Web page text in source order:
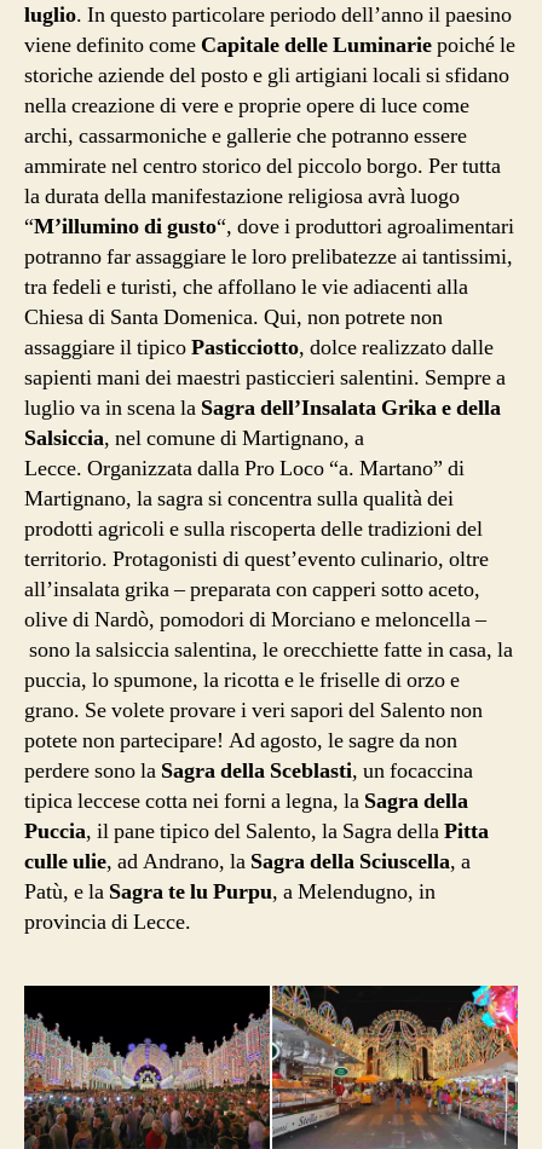
luglio. In questo particolare periodo dell’anno il paesino
viene definito come Capitale delle Luminariepoiché le
storiche aziende del posto e gli artigiani locali si sfidano
nella creazione di vere e proprie opere di luce come
archi, cassarmoniche e gallerie che potranno essere
ammirate nel centro storico del piccolo borgo. Per tutta
la durata della manifestazione religiosa avrà luogo
“M’illumino di gusto“, dove i produttori agroalimentari
potranno far assaggiare le loro prelibatezze ai tantissimi,
tra fedeli e turisti, che affollano le vie adiacenti alla
Chiesa di Santa Domenica. Qui, non potrete non
assaggiare il tipicoPasticciotto, dolce realizzato dalle
sapienti mani dei maestri pasticcieri salentini. Sempre a
luglio va in scena la Sagra dell’Insalata Grika e della
Salsiccia, nel comune di Martignano, a
Lecce. Organizzata dalla Pro Loco “a. Martano” di
Martignano, la sagra si concentra sulla qualità dei
prodotti agricoli e sulla riscoperta delle tradizioni del
territorio. Protagonisti di quest’evento culinario, oltre
all’insalata grika – preparata con capperi sotto aceto,
olive di Nardò, pomodori di Morciano e meloncella –
sono la salsiccia salentina, le orecchiette fatte in casa, la
puccia, lo spumone, la ricotta e le friselle di orzo e
grano. Se volete provare i veri sapori del Salento non
potete non partecipare! Ad agosto, le sagre da non
perdere sono la Sagra della Sceblasti, un focaccina
tipica leccese cotta nei forni a legna, la Sagra della
Puccia, il pane tipico del Salento, la Sagra dellaPitta
culle ulie, ad Andrano, la Sagra della Sciuscella, a
Patù, e la Sagra te lu Purpu, a Melendugno, in
provincia di Lecce.